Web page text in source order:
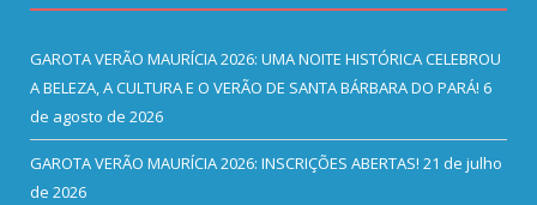
GAROTA VERÃO MAURÍCIA 2026: UMA NOITE HISTÓRICA CELEBROU
A BELEZA, A CULTURA E O VERÃO DE SANTA BÁRBARA DO PARÁ! 6
de agosto de 2026
GAROTA VERÃO MAURÍCIA 2026: INSCRIÇÕES ABERTAS! 21 de julho
de 2026